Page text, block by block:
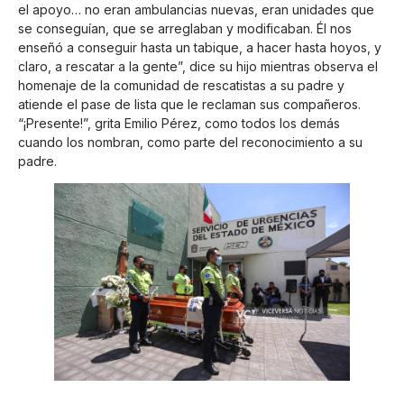
el apoyo… no eran ambulancias nuevas, eran unidades que
se conseguían, que se arreglaban y modificaban. Él nos
enseñó a conseguir hasta un tabique, a hacer hasta hoyos, y
claro, a rescatar a la gente”, dice su hijo mientras observa el
homenaje de la comunidad de rescatistas a su padre y
atiende el pase de lista que le reclaman sus compañeros.
“¡Presente!”, grita Emilio Pérez, como todos los demás
cuando los nombran, como parte del reconocimiento a su
padre.